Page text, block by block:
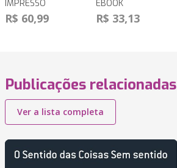
IMPRESSO
R$ 60,99
EBOOK
R$ 33,13
Publicações relacionadas
Ver a lista completa